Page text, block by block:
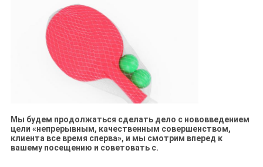
Мы будем продолжаться сделать дело с нововведением
цели «непрерывным, качественным совершенством,
клиента все время сперва», и мы смотрим вперед к
вашему посещению и советовать с.